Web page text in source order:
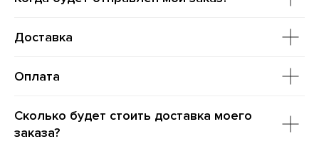
Доставка
Оплата
Сколько будет стоить доставка моего
заказа?